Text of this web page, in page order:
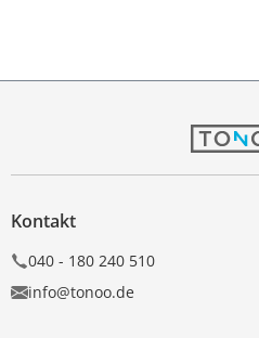
Kontakt
040 - 180 240 510
info@tonoo.de